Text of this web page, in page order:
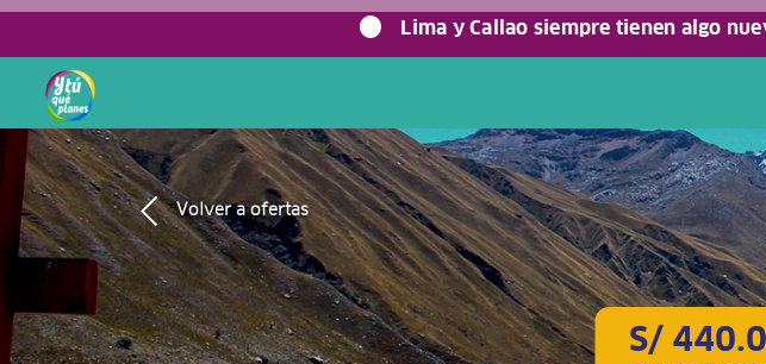
Lima y Callao siempre tienen algo
Volver a ofertas
S/ 440.0